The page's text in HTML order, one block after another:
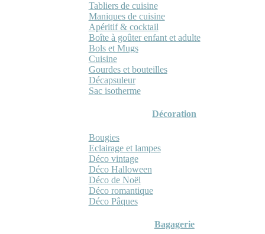
Tabliers de cuisine
Maniques de cuisine
Apéritif & cocktail
Boîte à goûter enfant et adulte
Bols et Mugs
Cuisine
Gourdes et bouteilles
Décapsuleur
Sac isotherme
Décoration
Bougies
Eclairage et lampes
Déco vintage
Déco Halloween
Déco de Noël
Déco romantique
Déco Pâques
Bagagerie